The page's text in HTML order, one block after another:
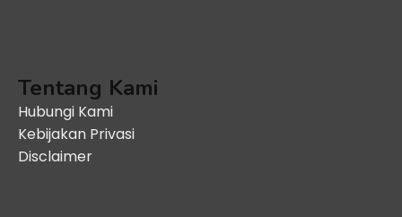
Tentang Kami
Hubungi Kami
Kebijakan Privasi
Disclaimer